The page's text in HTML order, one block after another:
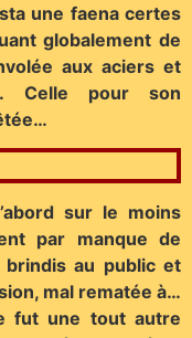
une faena certes
globalement de
aux aciers et
Celle pour son
sur le moins
par manque de
brindis au public et
mal rematée à…
fut une tout autre